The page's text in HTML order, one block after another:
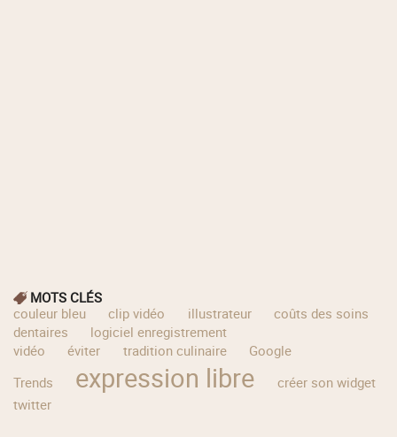
MOTS CLÉS
couleur bleu
clip vidéo illustrateur
coûts des soins
dentaires
logiciel enregistrement
vidéo
éviter tradition culinaire
Google
Trends
expression libre
créer son widget
twitter